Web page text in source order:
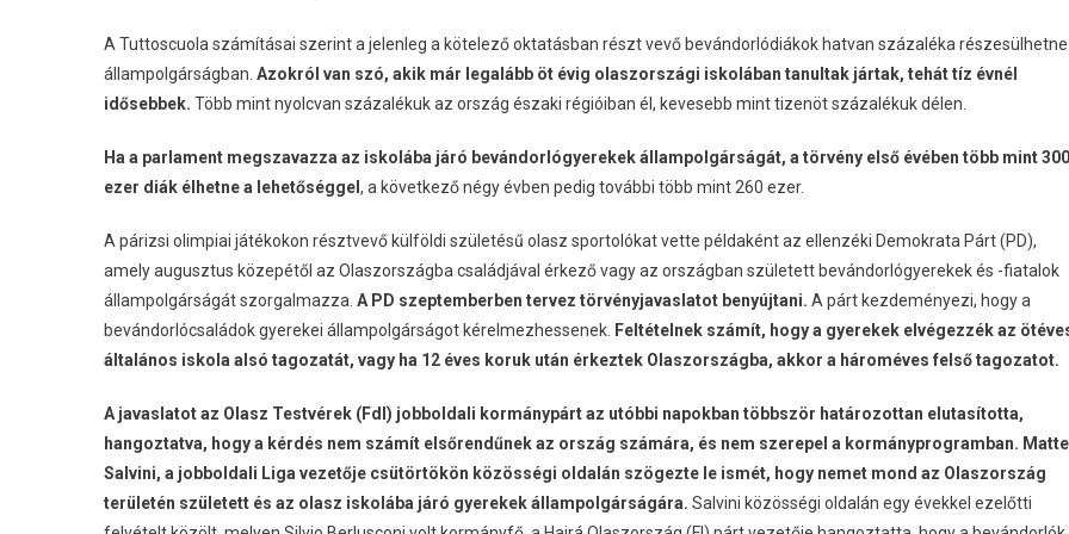
A Tuttoscuola számításai szerint a jelenleg a kötelező oktatásban részt vevő bevándorlódiákok hatvan százaléka részesülhetne
állampolgárságban. Azokról van szó, akik már legalább öt évig olaszországi iskolában tanultak jártak, tehát tíz évnél
idősebbek. Több mint nyolcvan százalékuk az ország északi régióiban él, kevesebb mint tizenöt százalékuk délen.
Ha a parlament megszavazza az iskolába járó bevándorlógyerekek állampolgárságát, a törvény első évében több mint 300
ezer diák élhetne a lehetőséggel , a következő négy évben pedig további több mint 260 ezer.
A párizsi olimpiai játékokon résztvevő külföldi születésű olasz sportolókat vette példaként az ellenzéki Demokrata Párt (PD),
amely augusztus közepétől az Olaszországba családjával érkező vagy az országban született bevándorlógyerekek és -fiatalok
állampolgárságát szorgalmazza. A PD szeptemberben tervez törvényjavaslatot benyújtani. A párt kezdeményezi, hogy a
bevándorlócsaládok gyerekei állampolgárságot kérelmezhessenek. Feltételnek számít, hogy a gyerekek elvégezzék az
általános iskola alsó tagozatát, vagy ha 12 éves koruk után érkeztek Olaszországba, akkor a hároméves felső tagozatot.
A javaslatot az Olasz Testvérek (FdI) jobboldali kormánypárt az utóbbi napokban többször határozottan elutasította,
hangoztatva, hogy a kérdés nem számít elsőrendűnek az ország számára, és nem szerepel a kormányprogramban.
Salvini, a jobboldali Liga vezetője csütörtökön közösségi oldalán szögezte le ismét, hogy nemet mond az Olaszország
területén született és az olasz iskolába járó gyerekek állampolgárságára. Salvini közösségi oldalán egy évekkel ezelőtti